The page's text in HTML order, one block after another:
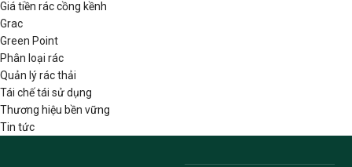
Giá tiền rác cồng kềnh
Grac
Green Point
Phân loại rác
Quản lý rác thải
Tái chế tái sử dụng
Thương hiệu bền vững
Tin tức